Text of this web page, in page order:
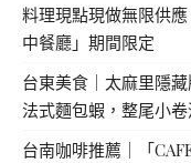
料理現點現做無限供
中餐廳」期間限定
台東美食｜太麻里隱
法式麵包蝦，整尾小卷
台南咖啡推薦｜「